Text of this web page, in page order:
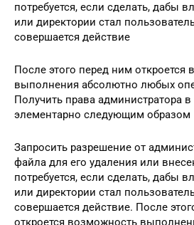
потребуется, если сделать, дабы
или директории стал
совершается действие
После этого перед ним откроется
выполнения абсолютно любых
Получить права администратора
элементарно следующим образом
Запросить разрешение от
файла для его удаления или
потребуется, если сделать, дабы
или директории стал
совершается действие. После
откроется возможность